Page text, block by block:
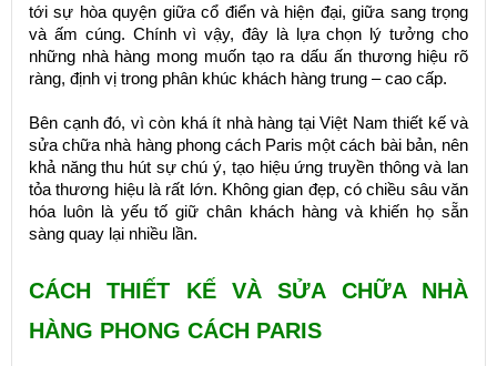
tới sự hòa quyện giữa cổ điển và hiện đại, giữa sang trọng
và ấm cúng. Chính vì vậy, đây là lựa chọn lý tưởng cho
những nhà hàng mong muốn tạo ra dấu ấn thương hiệu rõ
ràng, định vị trong phân khúc khách hàng trung – cao cấp.
Bên cạnh đó, vì còn khá ít nhà hàng tại Việt Nam thiết kế và
sửa chữa nhà hàng phong cách Paris một cách bài bản, nên
khả năng thu hút sự chú ý, tạo hiệu ứng truyền thông và lan
tỏa thương hiệu là rất lớn. Không gian đẹp, có chiều sâu văn
hóa luôn là yếu tố giữ chân khách hàng và khiến họ sẵn
sàng quay lại nhiều lần.
CÁCH THIẾT KẾ VÀ SỬA CHỮA NHÀ
HÀNG PHONG CÁCH PARIS